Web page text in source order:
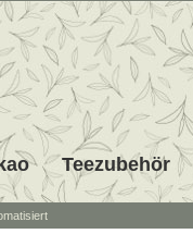
Teezubehör